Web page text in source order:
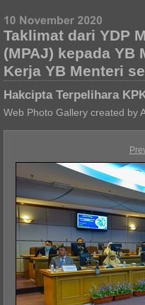
Taklimat dari YDP
(MPAJ) kepada YB
Kerja YB Menteri
Hakcipta Terpelihara
Web Photo Gallery created by